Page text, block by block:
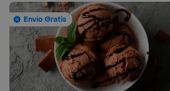
Envío Gratis